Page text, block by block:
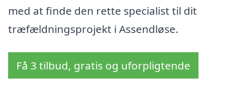
med at finde den rette specialist til dit
træfældningsprojekt i Assendløse.
Få 3 tilbud, gratis og uforpligtende